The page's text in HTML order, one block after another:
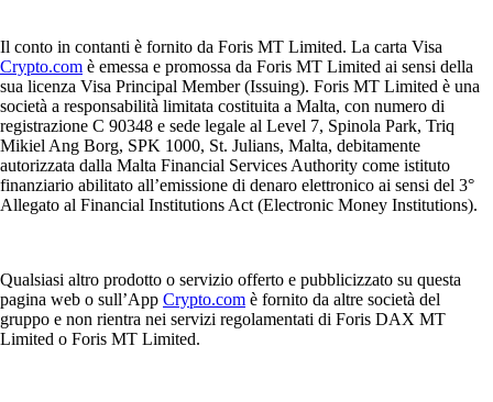
Il conto in contanti è fornito da Foris MT Limited. La carta Visa
Crypto.com è emessa e promossa da Foris MT Limited ai sensi della
sua licenza Visa Principal Member (Issuing). Foris MT Limited è una
società a responsabilità limitata costituita a Malta, con numero di
registrazione C 90348 e sede legale al Level 7, Spinola Park, Triq
Mikiel Ang Borg, SPK 1000, St. Julians, Malta, debitamente
autorizzata dalla Malta Financial Services Authority come istituto
finanziario abilitato all’emissione di denaro elettronico ai sensi del 3°
Allegato al Financial Institutions Act (Electronic Money Institutions).
Qualsiasi altro prodotto o servizio offerto e pubblicizzato su questa
pagina web o sull’App Crypto.com è fornito da altre società del
gruppo e non rientra nei servizi regolamentati di Foris DAX MT
Limited o Foris MT Limited.